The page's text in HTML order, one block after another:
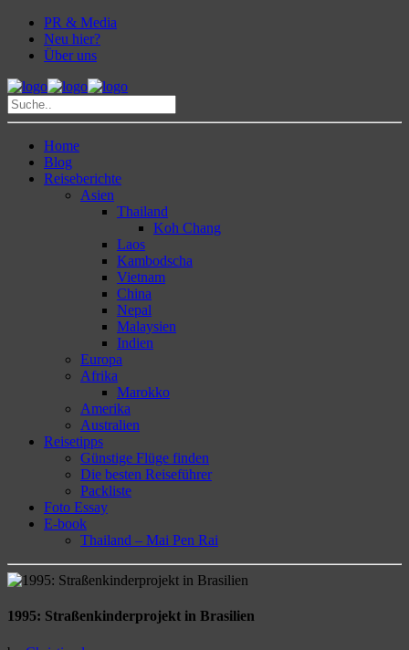
PR & Media
Neu hier?
Über uns
Home
Blog
Reiseberichte
Asien
Thailand
Koh Chang
Laos
Kambodscha
Vietnam
China
Nepal
Malaysien
Indien
Europa
Afrika
Marokko
Amerika
Australien
Reisetipps
Günstige Flüge finden
Die besten Reiseführer
Packliste
Foto Essay
E-book
Thailand – Mai Pen Rai
1995: Straßenkinderprojekt in Brasilien